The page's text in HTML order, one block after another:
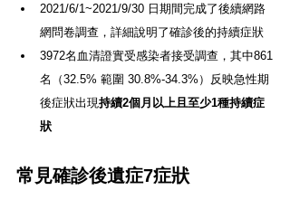
2021/6/1~2021/9/30 日期間完成了後續網路
網問卷調查，詳細說明了確診後的持續症狀
3972名血清證實受感染者接受調查，其中861
名（32.5% 範圍 30.8%-34.3%）反映急性期
後症狀出現持續2個月以上且至少1種持續症
狀
常見確診後遺症7症狀